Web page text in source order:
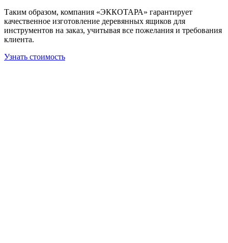
Таким образом, компания «ЭККОТАРА» гарантирует
качественное изготовление деревянных ящиков для
инструментов на заказ, учитывая все пожелания и требования
клиента.
Узнать стоимость